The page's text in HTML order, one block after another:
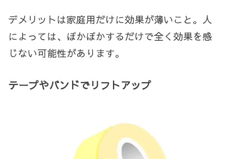
デメリットは家庭用だけに効果が薄いこと。人
によっては、ぽかぽかするだけで全く効果を感
じない可能性があります。
テープやバンドでリフトアップ